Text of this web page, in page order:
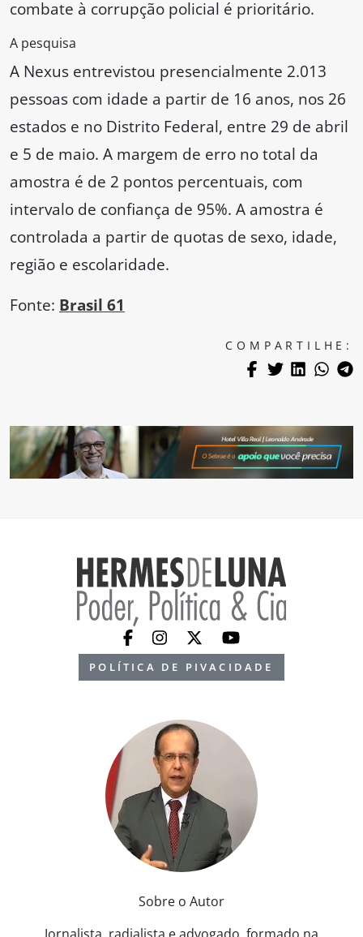
combate à corrupção policial é prioritário.
A pesquisa
A Nexus entrevistou presencialmente 2.013
pessoas com idade a partir de 16 anos, nos 26
estados e no Distrito Federal, entre 29 de abril
e 5 de maio. A margem de erro no total da
amostra é de 2 pontos percentuais, com
intervalo de confiança de 95%. A amostra é
controlada a partir de quotas de sexo, idade,
região e escolaridade.
Fonte: Brasil 61
COMPARTILHE:
POLÍTICA DE PIVACIDADE
Sobre o Autor